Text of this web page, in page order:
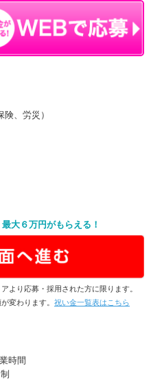
、労災）
大６万円がもらえる！
より応募・採用された方に限ります。
変わります。 祝い金一覧表はこちら
時間